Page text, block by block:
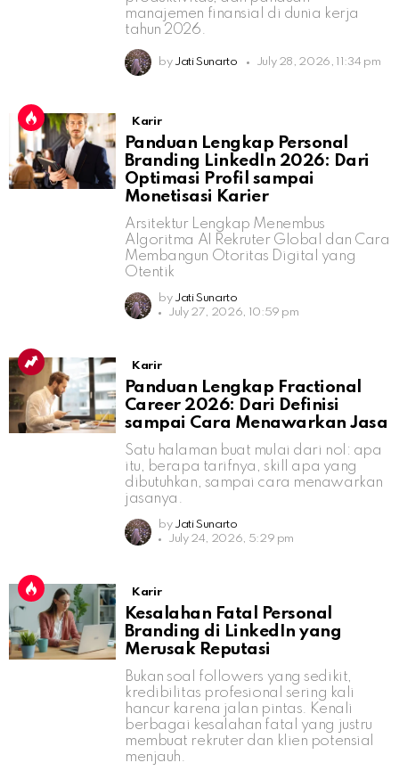
manajemen finansial di dunia kerja
tahun 2026.
by Jati Sunarto July 28, 2026, 11:34 pm
Karir
Panduan Lengkap Personal
Branding LinkedIn 2026: Dari
Optimasi Profil sampai
Monetisasi Karier
Arsitektur Lengkap Menembus
Algoritma AI Rekruter Global dan Cara
Membangun Otoritas Digital yang
Otentik
by Jati Sunarto
July 27, 2026, 10:59 pm
Karir
Panduan Lengkap Fractional
Career 2026: Dari Definisi
sampai Cara Menawarkan Jasa
Satu halaman buat mulai dari nol: apa
itu, berapa tarifnya, skill apa yang
dibutuhkan, sampai cara menawarkan
jasanya.
by Jati Sunarto
July 24, 2026, 5:29 pm
Karir
Kesalahan Fatal Personal
Branding di LinkedIn yang
Merusak Reputasi
Bukan soal followers yang sedikit,
kredibilitas profesional sering kali
hancur karena jalan pintas. Kenali
berbagai kesalahan fatal yang justru
membuat rekruter dan klien potensial
menjauh.